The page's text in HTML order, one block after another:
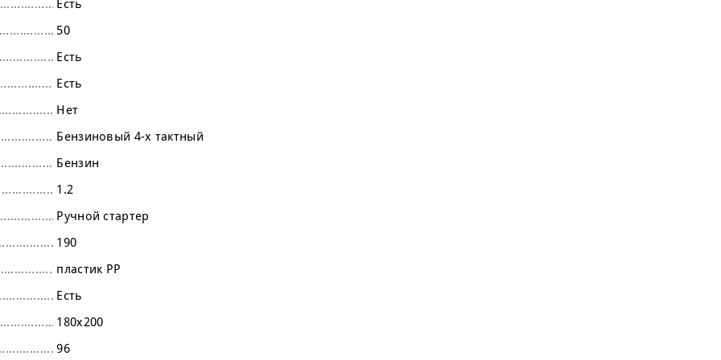
Есть
50
Есть
Есть
Нет
Бензиновый 4-х тактный
Бензин
1.2
Ручной стартер
190
пластик PP
Есть
180х200
96